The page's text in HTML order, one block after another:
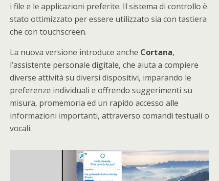
i file e le applicazioni preferite. Il sistema di controllo è
stato ottimizzato per essere utilizzato sia con tastiera
che con touchscreen.
La nuova versione introduce anche Cortana,
l’assistente personale digitale, che aiuta a compiere
diverse attività su diversi dispositivi, imparando le
preferenze individuali e offrendo suggerimenti su
misura, promemoria ed un rapido accesso alle
informazioni importanti, attraverso comandi testuali o
vocali.